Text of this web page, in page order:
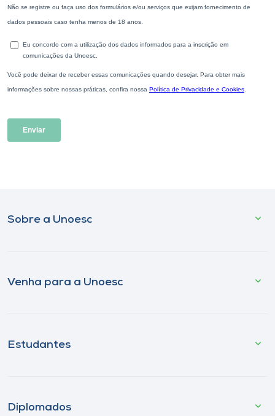
Sobre a Unoesc
Venha para a Unoesc
Estudantes
Diplomados